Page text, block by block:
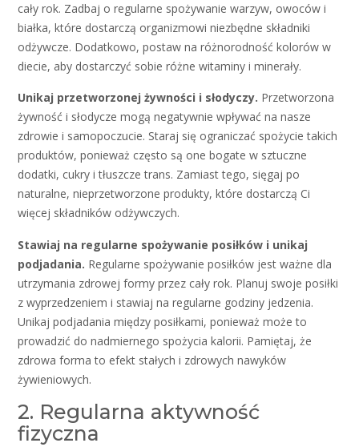
cały rok. Zadbaj o regularne spożywanie warzyw, owoców i
białka, które dostarczą organizmowi niezbędne składniki
odżywcze. Dodatkowo, postaw na różnorodność kolorów w
diecie, aby dostarczyć sobie różne witaminy i minerały.
Unikaj przetworzonej żywności i słodyczy. Przetworzona
żywność i słodycze mogą negatywnie wpływać na nasze
zdrowie i samopoczucie. Staraj się ograniczać spożycie takich
produktów, ponieważ często są one bogate w sztuczne
dodatki, cukry i tłuszcze trans. Zamiast tego, sięgaj po
naturalne, nieprzetworzone produkty, które dostarczą Ci
więcej składników odżywczych.
Stawiaj na regularne spożywanie posiłków i unikaj
podjadania. Regularne spożywanie posiłków jest ważne dla
utrzymania zdrowej formy przez cały rok. Planuj swoje posiłki
z wyprzedzeniem i stawiaj na regularne godziny jedzenia.
Unikaj podjadania między posiłkami, ponieważ może to
prowadzić do nadmiernego spożycia kalorii. Pamiętaj, że
zdrowa forma to efekt stałych i zdrowych nawyków
żywieniowych.
2. Regularna aktywność
fizyczna